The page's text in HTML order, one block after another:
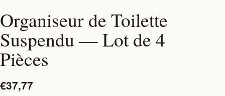
Organiseur de Toilette
Suspendu — Lot de 4
Pièces
€37,77